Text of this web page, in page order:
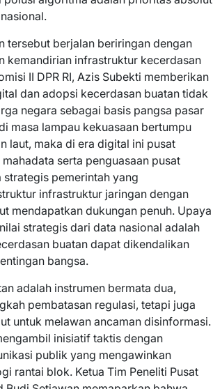
tersebut berjalan beriringan dengan
kemandirian infrastruktur kecerdasan
II DPR RI, Azis Subekti memberikan
dan adopsi kecerdasan buatan tidak
negara sebagai basis pangsa pasar
masa lampau kekuasaan bertumpu
laut, maka di era digital ini pusat
serta penguasaan pusat
pemerintah yang
infrastruktur jaringan dengan
mendapatkan dukungan penuh. Upaya
strategis dari data nasional adalah
buatan dapat dikendalikan
bangsa.
adalah instrumen bermata dua,
pembatasan regulasi, tetapi juga
untuk melawan ancaman disinformasi.
inisiatif taktis dengan
publik yang mengawinkan
rantai blok. Ketua Tim Peneliti Pusat